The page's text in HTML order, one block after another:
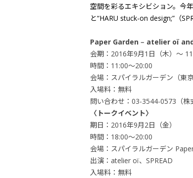
空間を彩るエキシビション。今
と“HARU stuck-on design;”（
Paper Garden ‒ atelier oï and
会期：2016年9月1日（木）～ 11
時間：11:00～20:00
会場：スパイラルガーデン（東
入場料：無料
問い合わせ：03-3544-0573（株
〈トークイベント〉
期日：2016年9月2日（金）
時間：18:00～20:00
会場：スパイラルガーデン
出演：atelier oï、SPREAD
入場料：無料